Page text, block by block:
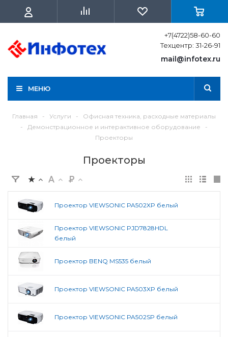
+7(4722)58-60-60
Техцентр: 31-26-91
mail@infotex.ru
МЕНЮ
Главная - Услуги -
Офисная техника, расходные материалы
-
Демонстрационное и интерактивное оборудование
-
Проекторы
Проекторы
Проектор VIEWSONIC PA502XP белый
Проектор VIEWSONIC PJD7828HDL
белый
Проектор BENQ MS535 белый
Проектор VIEWSONIC PA503XP белый
Проектор VIEWSONIC PA502SP белый